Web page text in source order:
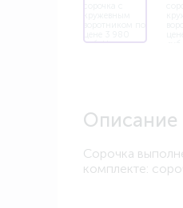
Описание
Сорочка
комплекте: